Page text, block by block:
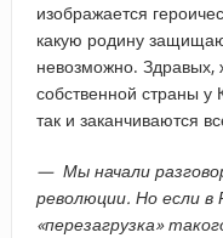
изображается
какую родину
невозможно. Здравых,
собственной страны
так и заканчиваются
— Мы начали
революции. Но если в
«перезагрузка»